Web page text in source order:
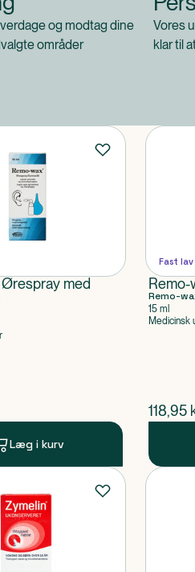
og modtag dine
områder
Vores
klar til
med
pris
Læg i kurv
Fast
Remo-
15 ml
Medicinsk
$
118,95